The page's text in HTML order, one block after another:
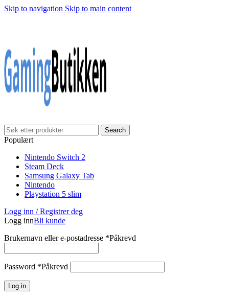
Skip to navigation Skip to main content
Search
Populært
Nintendo Switch 2
Steam Deck
Samsung Galaxy Tab
Nintendo
Playstation 5 slim
Logg inn / Registrer deg
Logg innBli kunde
Brukernavn eller e-postadresse *Påkrevd
Password *Påkrevd
Log in